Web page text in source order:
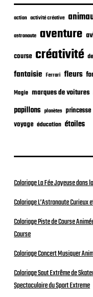
a
t
o
action activité créative
astronaute aventure
course créativité
fantaisie Ferrari fleurs
Magie marques de voitures
papillons planètes princesse
voyage éducation étoiles
Coloriage La Fée Joyeuse dans
Coloriage L’Astronaute Curieux
Coloriage Piste de Course
Course
Coloriage Concert Musiquer
Coloriage Saut Extrême de
Spectaculaire du Sport Extreme